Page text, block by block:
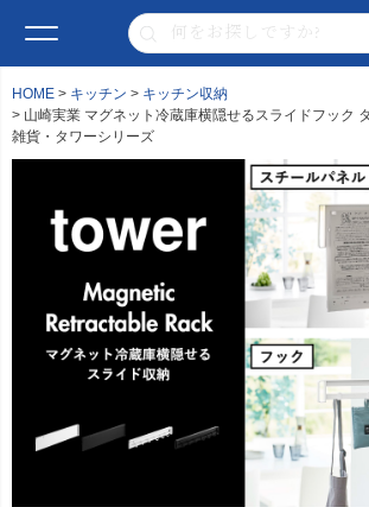
HOME キッチン
キッチン収納
山崎実業 マグネット冷蔵庫横隠せるスライドフック
雑貨・タワーシリーズ